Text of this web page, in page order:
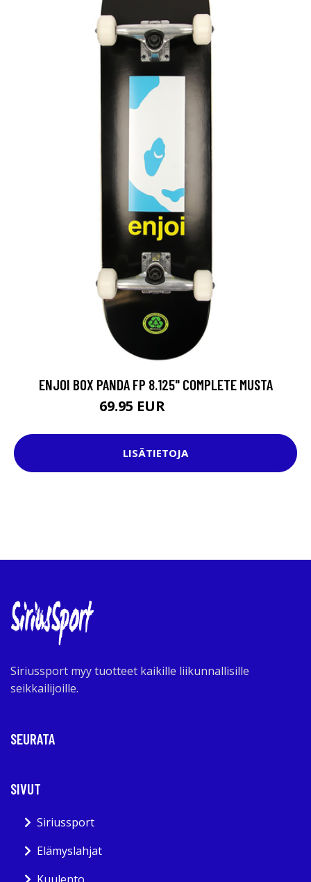
ENJOI BOX PANDA FP 8.125" COMPLETE MUSTA
69.95 EUR
LISÄTIETOJA
Siriussport myy tuotteet kaikille liikunnallisille
seikkailijoille.
SEURATA
SIVUT
Siriussport
Elämyslahjat